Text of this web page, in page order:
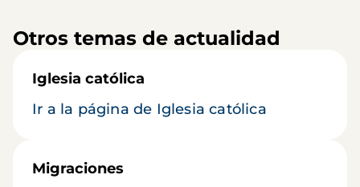
Otros temas de actualidad
Iglesia católica
Ir a la página de Iglesia católica
Migraciones